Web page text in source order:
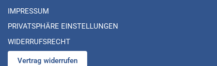
IMPRESSUM
PRIVATSPHÄRE EINSTELLUNGEN
WIDERRUFSRECHT
Vertrag widerrufen